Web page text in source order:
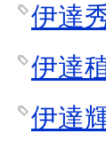
伊達
伊達
伊達